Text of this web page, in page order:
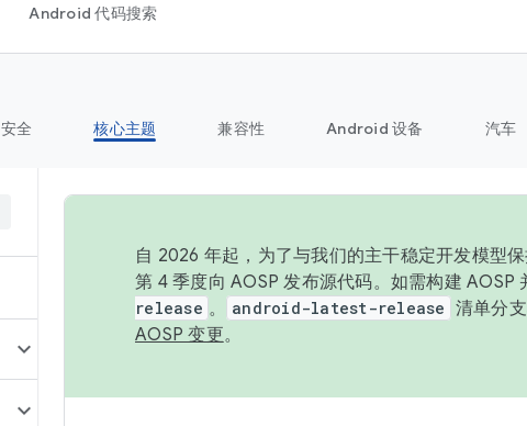
Android 代码搜索
安全 核心主题 兼容性 Android 设备 汽车
自 2026 年起，为了与我们的主干稳定开发模型
第 4 季度向 AOSP 发布源代码。如需构建 AOSP
release 。 android-latest-release 清单分
AOSP 变更。